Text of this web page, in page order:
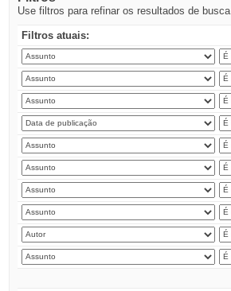
Use filtros para refinar os resultados de busca.
Filtros atuais: